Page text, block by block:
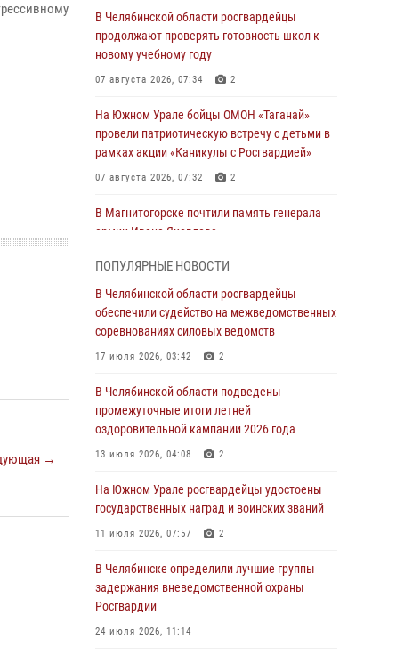
→
В Челябинской области росгвардейцы
продолжают проверять готовность школ к
новому учебному году
07 августа 2026, 07:34 2
На Южном Урале бойцы ОМОН «Таганай»
провели патриотическую встречу с детьми в
рамках акции «Каникулы с Росгвардией»
07 августа 2026, 07:32 2
В Магнитогорске почтили память генерала
армии Ивана Яковлева
В Магнитогорске сотрудники Росгвардии
задержали рецидивиста за хищение алкоголя
из супермаркета
05 августа 2026, 06:06
На Южном Урале спецназ Росгвардии провел
военно-полевые сборы для кадетов
04 августа 2026, 10:03 1
воров в Челябинске
04 августа 2026, 10:00
задержали подозреваемого в совершении
убийства
03 августа 2026, 11:41
ПОПУЛЯРНЫЕ НОВОСТИ
В Челябинской области росгвардейцы
обеспечили судейство на межведомственных
соревнованиях силовых ведомств
17 июля 2026, 03:42 2
В Челябинской области подведены
промежуточные итоги летней
оздоровительной кампании 2026 года
13 июля 2026, 04:08 2
На Южном Урале росгвардейцы удостоены
государственных наград и воинских званий
11 июля 2026, 07:57 2
В Челябинске определили лучшие группы
задержания вневедомственной охраны
Росгвардии
24 июля 2026, 11:14